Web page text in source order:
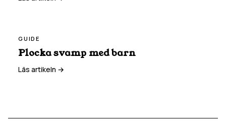
GUIDE
Plocka svamp med barn
Läs artikeln →